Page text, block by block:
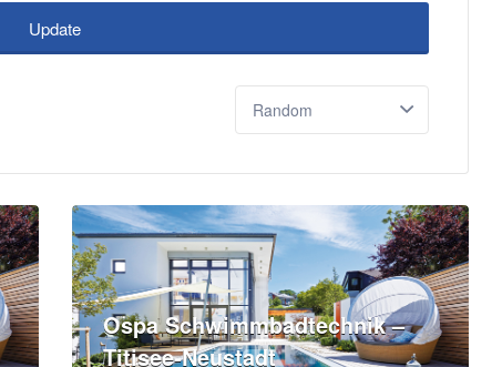
Update
Ospa Schwimmbadtechnik –
Titisee-Neustadt